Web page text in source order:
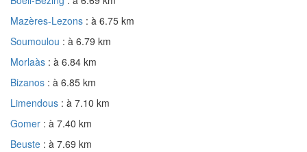
Mazères-Lezons : à 6.75 km
Soumoulou : à 6.79 km
Morlaàs : à 6.84 km
Bizanos : à 6.85 km
Limendous : à 7.10 km
Gomer : à 7.40 km
Beuste : à 7.69 km